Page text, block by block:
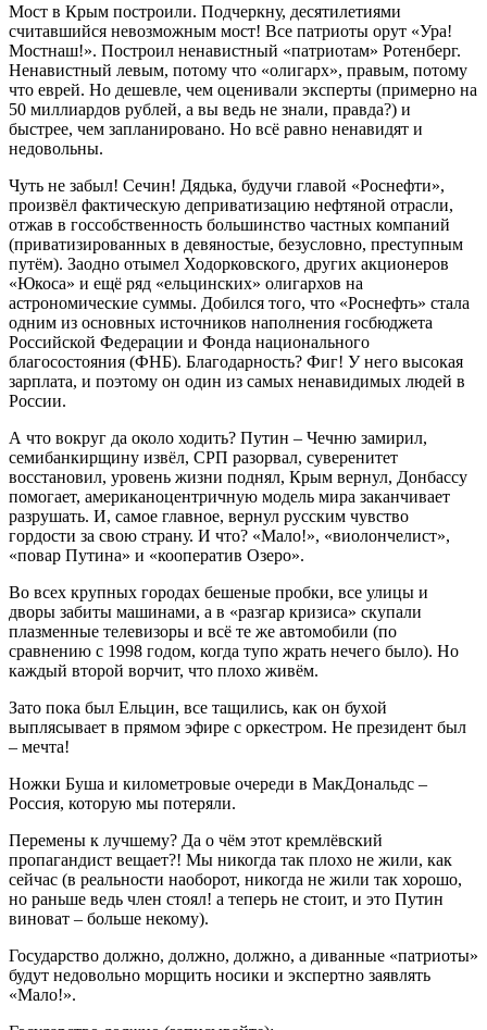
Мост в Крым построили. Подчеркну, десятилетиями
считавшийся невозможным мост! Все патриоты орут «Ура!
Мостнаш!». Построил ненавистный «патриотам» Ротенберг.
Ненавистный левым, потому что «олигарх», правым, потому
что еврей. Но дешевле, чем оценивали эксперты (примерно на
50 миллиардов рублей, а вы ведь не знали, правда?) и
быстрее, чем запланировано. Но всё равно ненавидят и
недовольны.
Чуть не забыл! Сечин! Дядька, будучи главой «Роснефти»,
произвёл фактическую деприватизацию нефтяной отрасли,
отжав в госсобственность большинство частных компаний
(приватизированных в девяностые, безусловно, преступным
путём). Заодно отымел Ходорковского, других акционеров
«Юкоса» и ещё ряд «ельцинских» олигархов на
астрономические суммы. Добился того, что «Роснефть» стала
одним из основных источников наполнения госбюджета
Российской Федерации и Фонда национального
благосостояния (ФНБ). Благодарность? Фиг! У него высокая
зарплата, и поэтому он один из самых ненавидимых людей в
России.
А что вокруг да около ходить? Путин – Чечню замирил,
семибанкирщину извёл, СРП разорвал, суверенитет
восстановил, уровень жизни поднял, Крым вернул, Донбассу
помогает, американоцентричную модель мира заканчивает
разрушать. И, самое главное, вернул русским чувство
гордости за свою страну. И что? «Мало!», «виолончелист»,
«повар Путина» и «кооператив Озеро».
Во всех крупных городах бешеные пробки, все улицы и
дворы забиты машинами, а в «разгар кризиса» скупали
плазменные телевизоры и всё те же автомобили (по
сравнению с 1998 годом, когда тупо жрать нечего было). Но
каждый второй ворчит, что плохо живём.
Зато пока был Ельцин, все тащились, как он бухой
выплясывает в прямом эфире с оркестром. Не президент был
– мечта!
Ножки Буша и километровые очереди в МакДональдс –
Россия, которую мы потеряли.
Перемены к лучшему? Да о чём этот кремлёвский
пропагандист вещает?! Мы никогда так плохо не жили, как
сейчас (в реальности наоборот, никогда не жили так хорошо,
но раньше ведь член стоял! а теперь не стоит, и это Путин
виноват – больше некому).
Государство должно, должно, должно, а диванные «патриоты»
будут недовольно морщить носики и экспертно заявлять
«Мало!».